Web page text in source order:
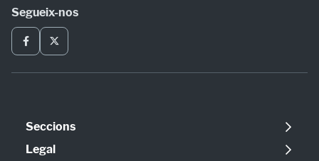
Segueix-nos
Seccions
Política
Legal